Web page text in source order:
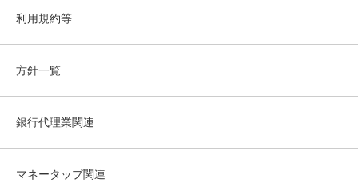
利用規約等
方針一覧
銀行代理業関連
マネータップ関連